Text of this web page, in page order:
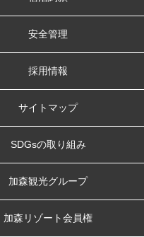
安全管理
採用情報
サイトマップ
SDGsの取り組み
加森観光グループ
加森リゾート会員権